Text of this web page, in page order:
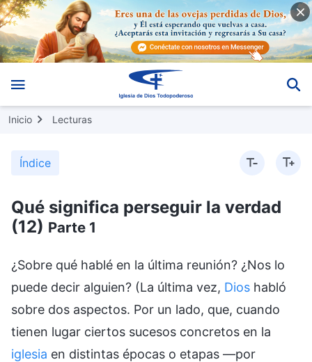
Inicio Lecturas
Índice
Qué significa perseguir la verdad
(12) Parte 1
¿Sobre qué hablé en la última reunión? ¿Nos lo
puede decir alguien? (La última vez, Dios habló
sobre dos aspectos. Por un lado, que, cuando
tienen lugar ciertos sucesos concretos en la
iglesia en distintas épocas o etapas —por